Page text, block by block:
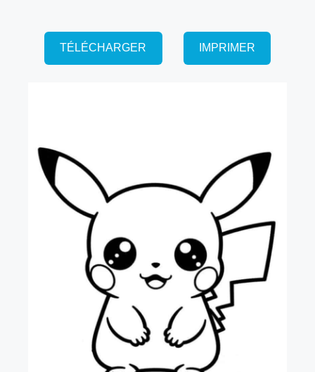
TÉLÉCHARGER IMPRIMER